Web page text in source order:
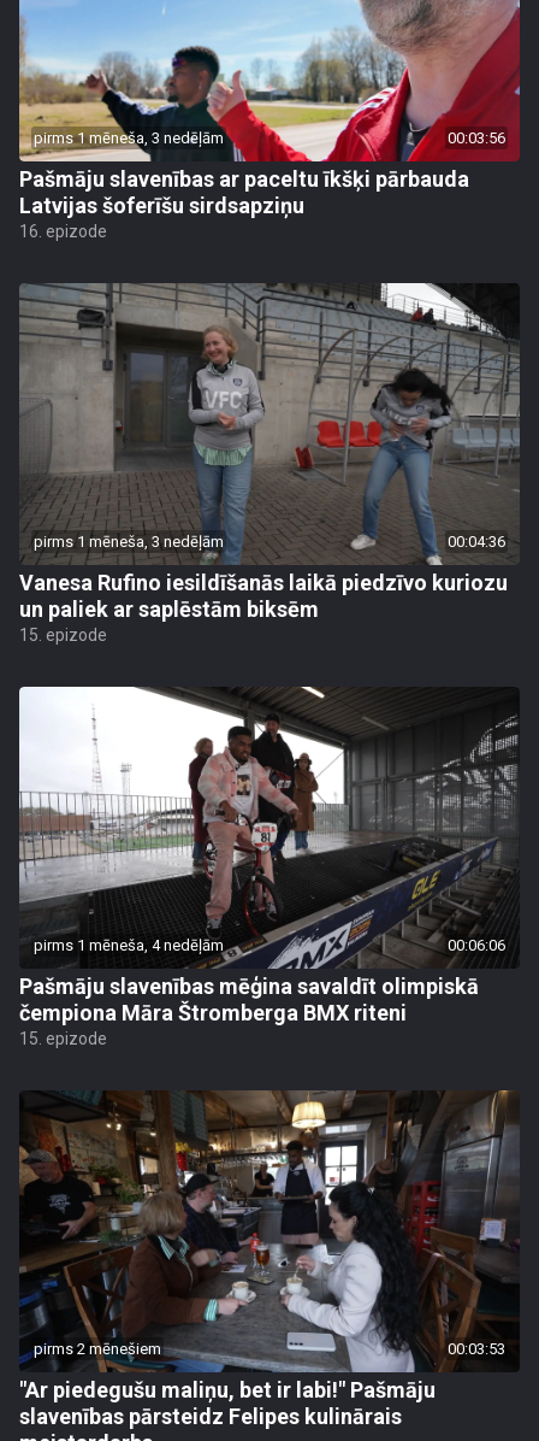
pirms 1 mēneša, 3 nedēļām 00:03:56
Pašmāju slavenības ar paceltu īkšķi pārbauda
Latvijas šoferīšu sirdsapziņu
16. epizode
pirms 1 mēneša, 3 nedēļām 00:04:36
Vanesa Rufino iesildīšanās laikā piedzīvo kuriozu
un paliek ar saplēstām biksēm
15. epizode
pirms 1 mēneša, 4 nedēļām 00:06:06
Pašmāju slavenības mēģina savaldīt olimpiskā
čempiona Māra Štromberga BMX riteni
15. epizode
pirms 2 mēnešiem 00:03:53
"Ar piedegušu maliņu, bet ir labi!" Pašmāju
slavenības pārsteidz Felipes kulinārais